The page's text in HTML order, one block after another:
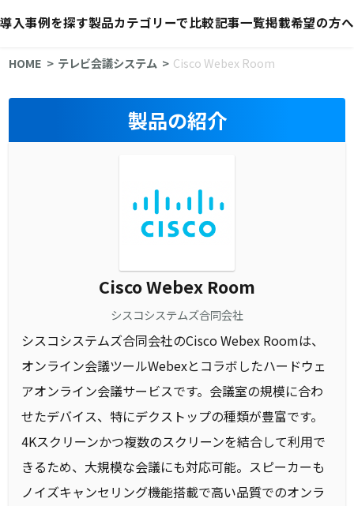
導入事例を探す製品カテゴリーで比較記事一覧掲載希望の方へ
HOME テレビ会議システム Cisco Webex Room
製品の紹介
Cisco Webex Room
シスコシステムズ合同会社
シスコシステムズ合同会社のCisco Webex Roomは、
オンライン会議ツールWebexとコラボしたハードウェ
アオンライン会議サービスです。会議室の規模に合わ
せたデバイス、特にデクストップの種類が豊富です。
4Kスクリーンかつ複数のスクリーンを結合して利用で
きるため、大規模な会議にも対応可能。スピーカーも
ノイズキャンセリング機能搭載で高い品質でのオンラ